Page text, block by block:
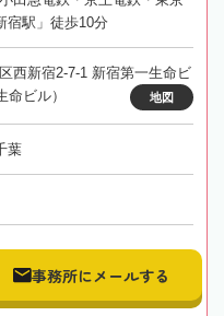
宿駅」徒歩10分
西新宿2-7-1 新宿第一生命ビ
ビル）
地図
葉
事務所にメールする